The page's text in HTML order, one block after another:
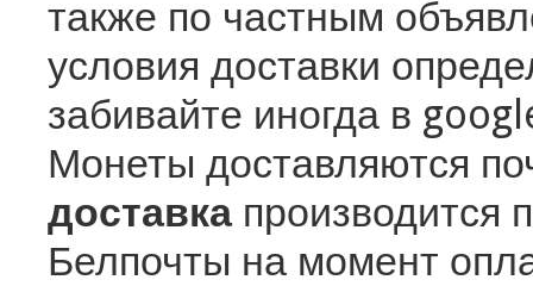
также по частным
условия доставки
забивайте иногда в
Монеты доставляются
доставкапроизводится
Белпочты на момент